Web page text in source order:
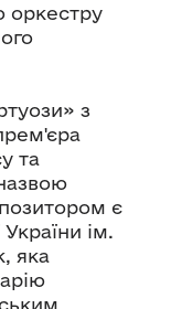
оркестру
з
та
є
ім.
яка